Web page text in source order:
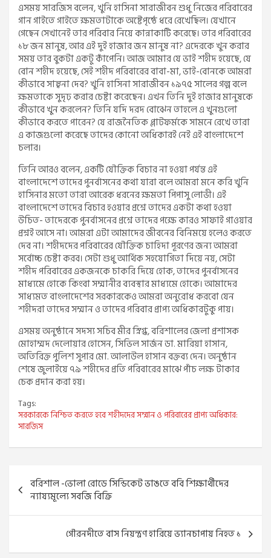
এসময় সারজিস বলেন, খুনি হাসিনা সারাজীবন শুধু নিজের পরিবারের
গান গাইতে গাইতে ক্ষমতাটাকে অষ্টেপৃষ্ঠে ধরে রেখেছিল। যেখানে
গেছেন সেখানেই তার পরিবার নিয়ে কান্নাকাটি করেছে। তার পরিবারের
১৮ জন মানুষ, আর এই দুই হাজার জন মানুষ না? এদেরকে খুন করার
সময় তার বুকটা একটু কাঁপেনি। আজ আমার যে ভাই শহীদ হয়েছে, যে
বোন শহীদ হয়েছে, সেই শহীদ পরিবারের বাবা-মা, ভাই-বোনকে আমরা
কীভাবে সান্ত্বনা দেব? খুনি হাসিনা সারাজীবন ১৯৭৫ সালের গল্প বলে
ক্ষমতাকে সুদৃঢ় করার চেষ্টা করেছেন। এখন তিনি দুই হাজার মানুষকে
কীভাবে খুন করলেন? তিনি যদি দরদ বোঝেন তাহলে এ খুনগুলো
কীভাবে করতে পারেন? যে রাজনৈতিক প্লাটফর্মকে সামনে রেখে তারা
এ কাজগুলো করেছে তাদের কোনো অধিকারই নেই এই বাংলাদেশে
চলার।
তিনি আরও বলেন, একটি যৌক্তিক বিচার না হওয়া পর্যন্ত এই
বাংলাদেশে তাদের পুনর্বাসনের কথা যারা বলে আমরা মনে করি খুনি
হাসিনার মতো তারা আরেক ধরনের ক্ষমতা পিপাসু লোভী। এই
বাংলাদেশে তাদের বিচার হওয়ার প্রশ্নে তাদের একটা কথা হওয়া
উচিত- তাদেরকে পুনর্বাসনের প্রশ্নে তাদের পক্ষে কারও সাফাই গাওয়ার
প্রশ্নই আসে না। আমরা এটা আমাদের জীবনের বিনিময়ে হলেও করতে
দেব না। শহীদদের পরিবারের যৌক্তিক চাহিদা পূরণের জন্য আমরা
সর্বোচ্চ চেষ্টা করব। সেটা শুধু আর্থিক সহযোগিতা দিয়ে নয়, সেটা
শহীদ পরিবারের একজনকে চাকরি দিয়ে হোক, তাদের পুনর্বাসনের
মাধ্যমে হোকে কিংবা সম্মানীর ব্যবস্থার মাধ্যমে হোকে। আমাদের
সাধ্যমত বাংলাদেশের সরকারকেও আমরা অনুরোধ করবো যেন
শহীদরা তাদের সম্মান ও তাদের পরিবার প্রাপ্য অধিকারটুকু পায়।
এসময় অনুষ্ঠানে সদস্য সচিব মীর স্নিগ্ধ, বরিশালের জেলা প্রশাসক
মোহাম্মদ দেলোয়ার হোসেন, সিভিল সার্জন ডা. মারিয়া হাসান,
অতিরিক্ত পুলিশ সুপার মো. আলাউল হাসান বক্তব্য দেন। অনুষ্ঠান
শেষে জুলাইয়ে ৭৯ শহীদের প্রতি পরিবারের মাঝে পাঁচ লক্ষ টাকার
চেক প্রদান করা হয়।
Tags:
সরকারকে নিশ্চিত করতে হবে শহীদদের সম্মান ও পরিবারের প্রাপ্য অধিকার:
সারজিস
Post
navigation
বরিশাল -ভোলা রোডে সিন্ডিকেট ভাঙতে ববি শিক্ষার্থীদের
ন্যায্যমূল্যে সবজি বিক্রি
গৌরনদীতে বাস নিয়ন্ত্রণ হারিয়ে ভ্যানচাপায় নিহত ১